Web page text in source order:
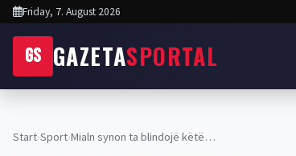
Friday, 7. August 2026
GS GAZETASPORTAL
Start›Sport›Mialn synon ta blindojë këtë…